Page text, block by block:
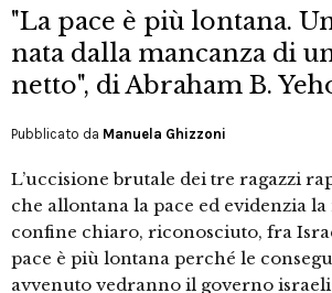
"La pace è più lontana.
nata dalla mancanza di
netto", di Abraham B.
Pubblicato da Manuela Ghizzoni
L’uccisione brutale dei tre ragazzi
che allontana la pace ed evidenzia
confine chiaro, riconosciuto, fra
pace è più lontana perché le
avvenuto vedranno il governo